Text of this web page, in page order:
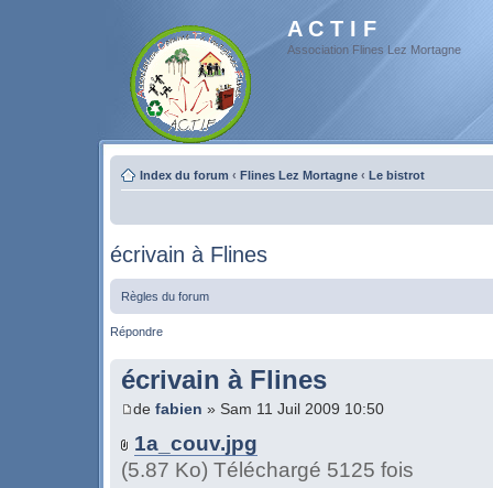
A C T I F
Association Flines Lez Mortagne
Index du forum ‹ Flines Lez Mortagne ‹ Le bistrot
écrivain à Flines
Règles du forum
Répondre
écrivain à Flines
de fabien » Sam 11 Juil 2009 10:50
1a_couv.jpg
(5.87 Ko) Téléchargé 5125 fois